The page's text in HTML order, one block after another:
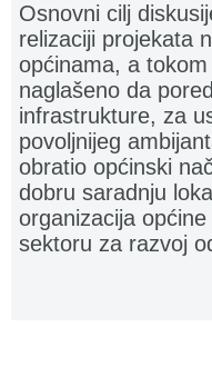
Osnovni cilj
relizaciji projekata
općinama, a
naglašeno da
infrastrukture, za
povoljnijeg
obratio općinski
dobru saradnju
organizacija
sektoru za razvoj